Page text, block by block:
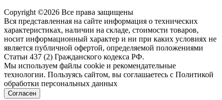
Copyright ©2026 Вcе права защищены
Вся представленная на сайте информация о технических
характеристиках, наличии на складе, стоимости товаров,
носит информационный характер и ни при каких условиях не
является публичной офертой, определяемой положениями
Статьи 437 (2) Гражданского кодекса РФ.
Мы используем файлы cookie и рекомендательные
технологии. Пользуясь сайтом, вы соглашаетесь с Политикой
обработки персональных данных
Согласен